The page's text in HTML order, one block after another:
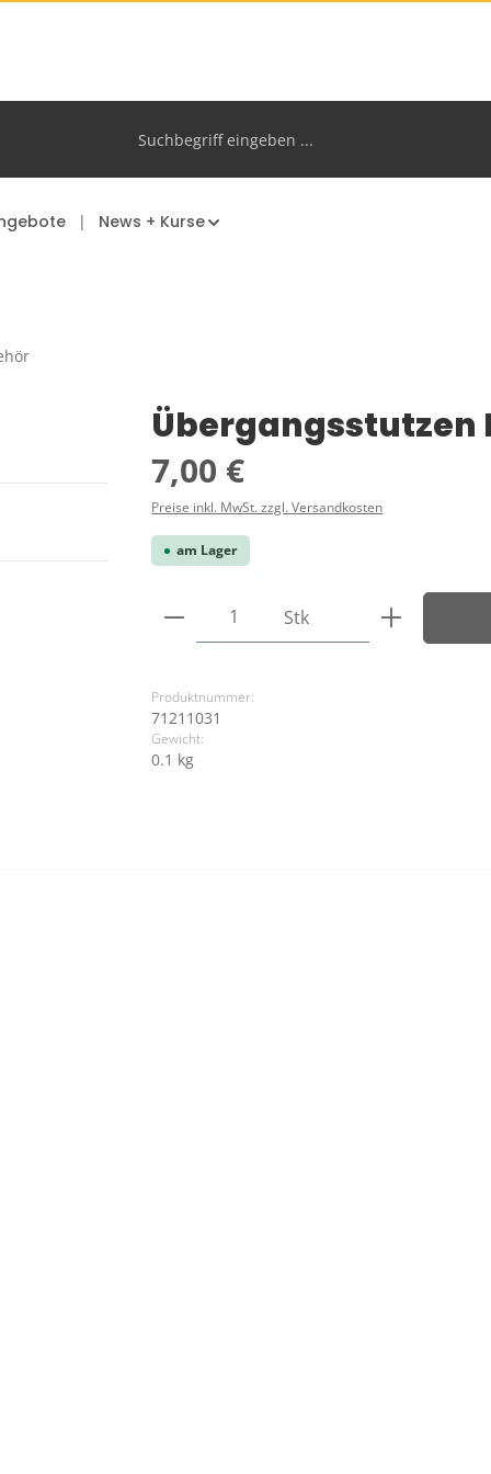
News + Kurse
Übergangsstutzen
Regulärer Preis:
7,00 €
Preise inkl. MwSt. zzgl. Versandkosten
am Lager
Produkt Anzahl: Gib den
Stk
Produktnummer:
71211031
Gewicht:
0.1 kg